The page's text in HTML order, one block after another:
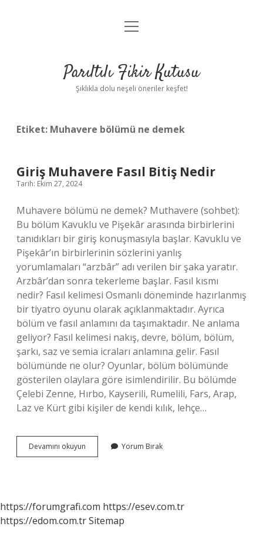
Anasayfa
Yasal Uyarı
menüyü
Parıltılı Fikir Kutusu
Şıklıkla dolu neşeli öneriler keşfet!
Etiket: Muhavere bölümü ne demek
Giriş Muhavere Fasıl Bitiş Nedir
Tarih: Ekim 27, 2024
Muhavere bölümü ne demek? Muthavere (sohbet):
Bu bölüm Kavuklu ve Pişekâr arasında birbirlerini
tanıdıkları bir giriş konuşmasıyla başlar. Kavuklu ve
Pişekâr’ın birbirlerinin sözlerini yanlış
yorumlamaları “arzbâr” adı verilen bir şaka yaratır.
Arzbâr’dan sonra tekerleme başlar. Fasıl kısmı
nedir? Fasıl kelimesi Osmanlı döneminde hazırlanmış
bir tiyatro oyunu olarak açıklanmaktadır. Ayrıca
bölüm ve fasıl anlamını da taşımaktadır. Ne anlama
geliyor? Fasıl kelimesi nakış, devre, bölüm, bölüm,
şarkı, saz ve semia icraları anlamına gelir. Fasıl
bölümünde ne olur? Oyunlar, bölüm bölümünde
gösterilen olaylara göre isimlendirilir. Bu bölümde
Çelebi Zenne, Hırbo, Kayserili, Rumelili, Fars, Arap,
Laz ve Kürt gibi kişiler de kendi kılık, lehçe…
Devamını okuyun
Muhavere
Yorum Bırak
https://forumgrafi.com https://esev.com.tr
https://edom.com.trSitemap